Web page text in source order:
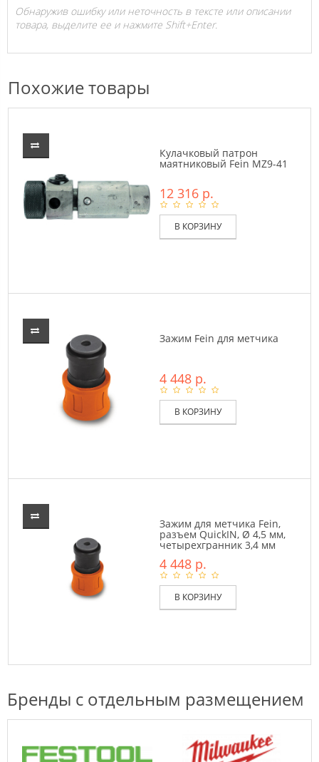
Обнаружив ошибку или неточность в тексте или описании
товара, выделите ее и нажмите Shift+Enter.
Похожие товары
Кулачковый патрон
маятниковый Fein MZ9-41
12 316 р.
В КОРЗИНУ
Зажим Fein для метчика
4 448 р.
В КОРЗИНУ
Зажим для метчика Fein,
разъем QuickIN, Ø 4,5 мм,
четырехгранник 3,4 мм
4 448 р.
В КОРЗИНУ
Бренды с отдельным размещением